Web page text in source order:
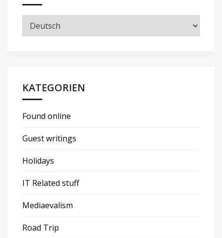
KATEGORIEN
Found online
Guest writings
Holidays
IT Related stuff
Mediaevalism
Road Trip